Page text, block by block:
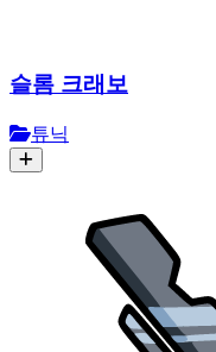
슬롬 크래보
튜닉